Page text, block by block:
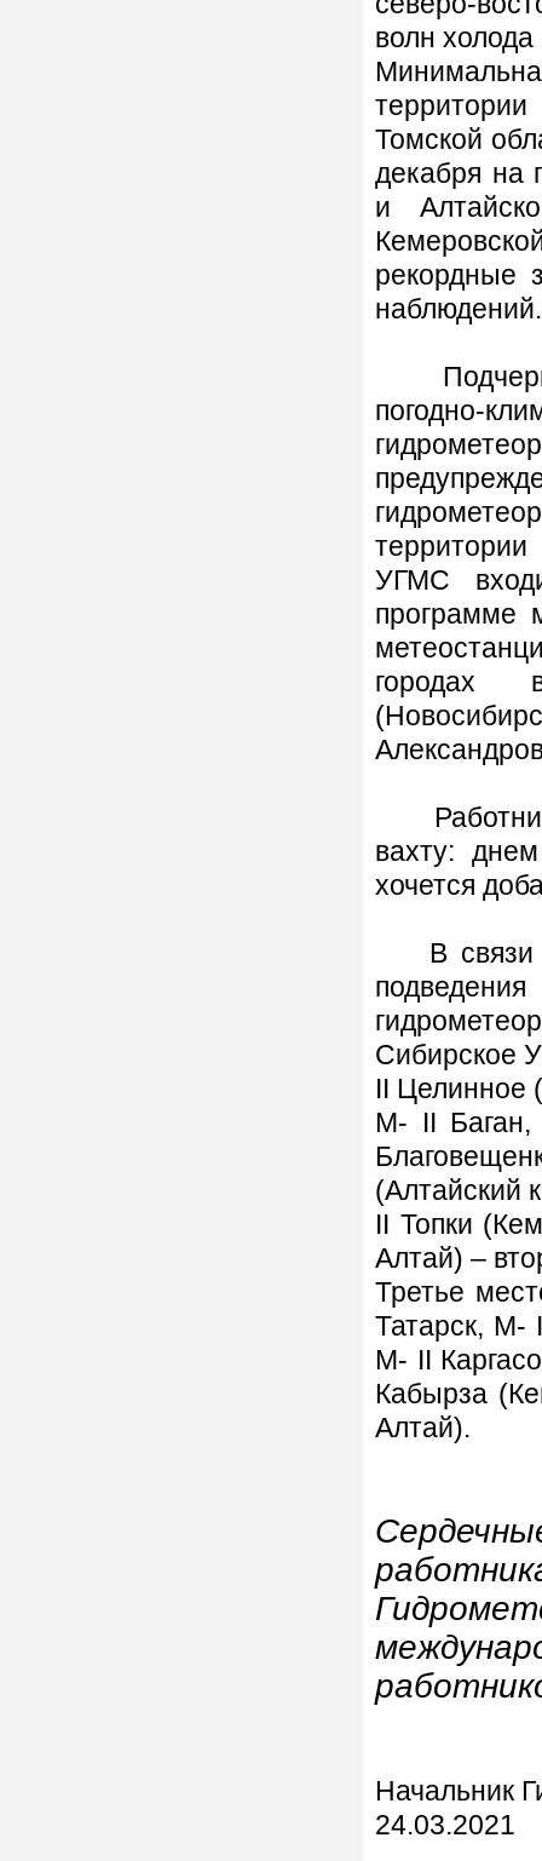
волн
Томской
декабря на
и
рекордные
наблюдений.
погодно-
УГМС
программе
городах
вахту:
хочется
В связи с
Сибирское
II Целинное
М- II Баган,
(Алтайский
II Топки
Алтай) –
Третье
Татарск, М-
М- II
Кабырза
Алтай).
Начальник
24.03.2021